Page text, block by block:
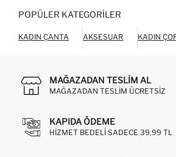
POPÜLER KATEGORILER
KADIN ÇANTA AKSESUAR KADIN
MAĞAZADAN TESLIM AL
MAĞAZADAN TESLIM ÜCRETSIZ
KAPIDA ÖDEME
HIZMET BEDELI SADECE 39,99 TL